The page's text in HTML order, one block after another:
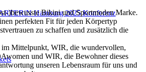
Hamburg 2025 Konferenz
)bewusste Bikini und Sportmoden Marke.
perfekten Fit für jeden Körpertyp
zu schaffen und zusätzlich die
im Mittelpunkt, WIR, die wundervollen,
und WIR, die Bewohner dieses
unseren Lebensraum für uns und